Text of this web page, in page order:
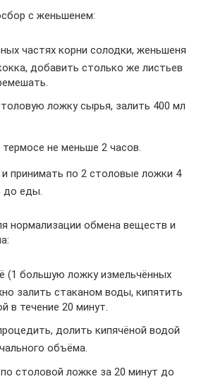
с женьшенем:
частях корни солодки, женьшеня
добавить столько же листьев
ложку сырья, залить 400 мл
не меньше 2 часов.
принимать по 2 столовые ложки 4
до еды.
нормализации обмена веществ и
(1 большую ложку измельчённых
залить стаканом воды, кипятить
в течение 20 минут.
долить кипячёной водой
объёма.
столовой ложке за 20 минут до